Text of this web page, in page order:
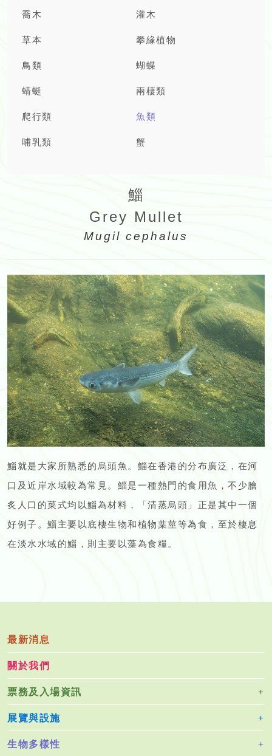
喬木 灌木
草本 攀緣植物
鳥類 蝴蝶
蜻蜓 兩棲類
爬行類 魚類
哺乳類 蟹
鯔
Grey Mullet
Mugil cephalus
鯔就是大家所熟悉的烏頭魚。鯔在香港的分布廣泛，在河
口及近岸水域較為常見。鯔是一種熱門的食用魚，不少膾
炙人口的菜式均以鯔為材料，「清蒸烏頭」正是其中一個
好例子。鯔主要以底棲生物和植物葉莖等為食，至於棲息
在淡水水域的鯔，則主要以藻為食糧。
最新消息
關於我們
票務及入場資訊
展覽與設施
生物多樣性